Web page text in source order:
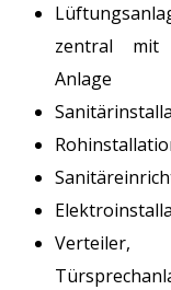
zentral mit
Anlage
Verteiler,